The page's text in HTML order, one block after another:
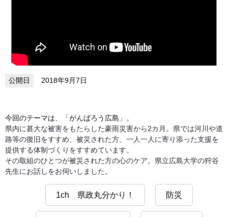
2018年9月7日
今回のテーマは、 「がんばろう広島 」。
県内に甚大な被害をもたらした豪雨災害から2カ月。県では河川や道
路等の復旧をすすめ、被災された方、一人一人に寄り添った支援を
提供する体制づくりをすすめています。
その取組のひとつが被災された方の心のケア。県立広島大学の狩谷
先生にお話しをお伺いしました。
1ch 県政丸分かり！ 防災